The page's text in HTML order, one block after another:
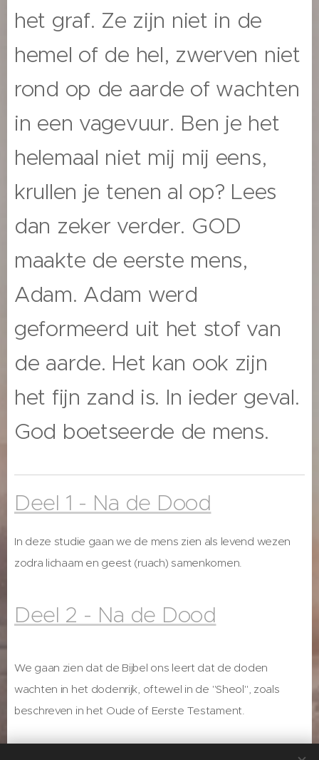
het graf. Ze zijn niet in de
hemel of de hel, zwerven niet
rond op de aarde of wachten
in een vagevuur. Ben je het
helemaal niet mij mij eens,
krullen je tenen al op? Lees
dan zeker verder. GOD
maakte de eerste mens,
Adam. Adam werd
geformeerd uit het stof van
de aarde. Het kan ook zijn
het fijn zand is. In ieder geval.
God boetseerde de mens.
Deel 1 - Na de Dood
In deze studie gaan we de mens zien als levend wezen
zodra lichaam en geest (ruach) samenkomen.
Deel 2 - Na de Dood
We gaan zien dat de Bijbel ons leert dat de doden
wachten in het dodenrijk, oftewel in de "Sheol", zoals
beschreven in het Oude of Eerste Testament.